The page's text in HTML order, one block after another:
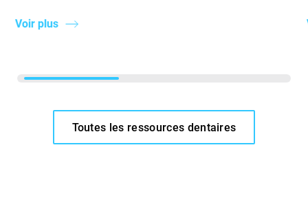
Voir plus
Toutes les ressources dentaires